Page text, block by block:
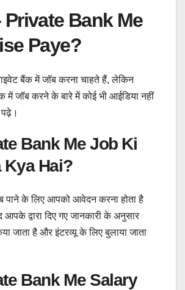
Private Bank Me
Paye?
बैंक में जॉब करना चाहते हैं, लेकिन
में जॉब करने के बारे में कोई भी आईडिया नहीं
Bank Me Job Ki
Kya Hai?
पाने के लिए आपको आवेदन करना होता है
द्वारा दिए गए जानकारी के अनुसार
जाता है और इंटरव्यू के लिए बुलाया जाता
Bank Me Salary